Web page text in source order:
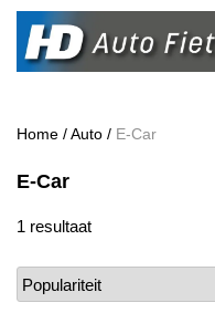
Home /Auto / E-Car
E-Car
1 resultaat